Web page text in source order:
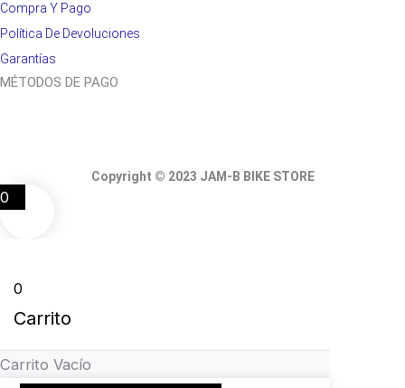
Compra Y Pago
Política De Devoluciones
Garantías
MÉTODOS DE PAGO
Copyright © 2023 JAM-B BIKE STORE
0
0
Carrito
Carrito Vacío